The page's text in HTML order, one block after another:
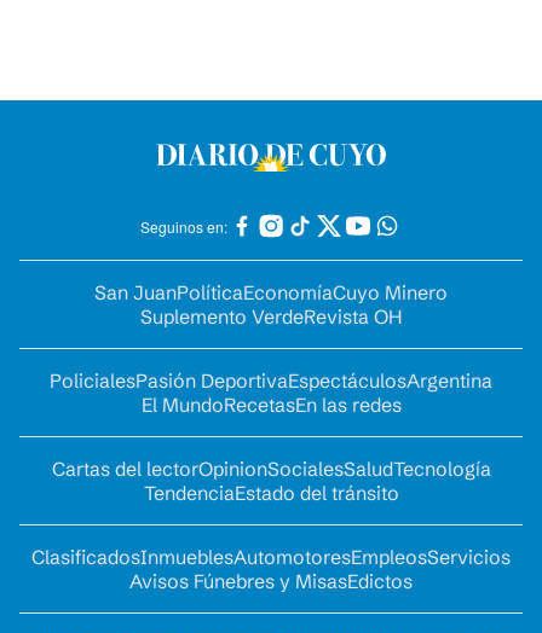
Seguinos en:
San JuanPolíticaEconomíaCuyo Minero
Suplemento VerdeRevista OH
PolicialesPasión DeportivaEspectáculosArgentina
El MundoRecetasEn las redes
Cartas del lectorOpinionSocialesSaludTecnología
TendenciaEstado del tránsito
ClasificadosInmueblesAutomotoresEmpleosServicios
Avisos Fúnebres y MisasEdictos